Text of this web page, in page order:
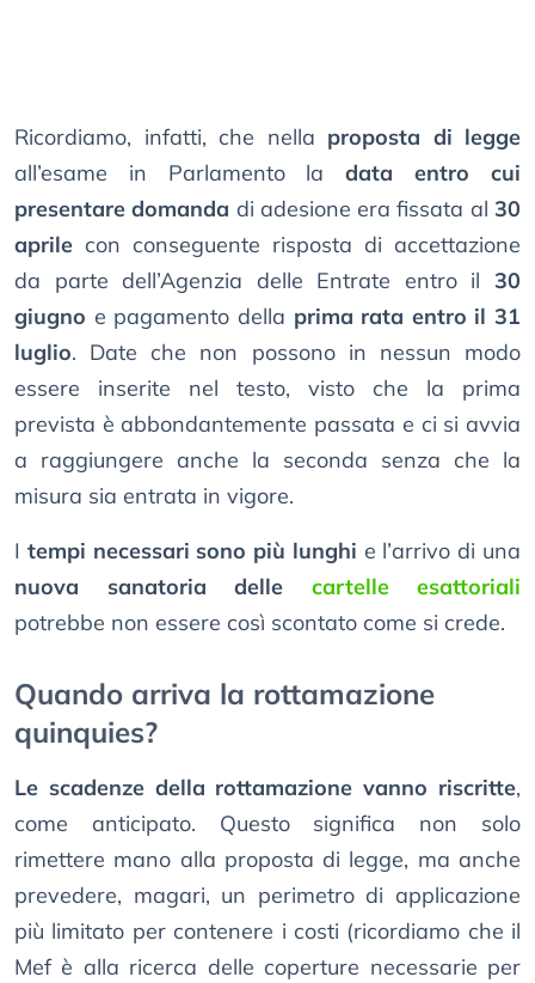
Ricordiamo, infatti, che nella proposta di legge
all’esame in Parlamento ladata entro cui
presentare domanda di adesione era fissata al30
aprile con conseguente risposta di accettazione
da parte dell’Agenzia delle Entrate entro il 30
giugno e pagamento della prima rata entro il 31
luglio. Date che non possono in nessun modo
essere inserite nel testo, visto che la prima
prevista è abbondantemente passata e ci si avvia
a raggiungere anche la seconda senza che la
misura sia entrata in vigore.
I tempi necessari sono più lunghi e l’arrivo di una
nuova sanatoria delle cartelle esattoriali
potrebbe non essere così scontato come si crede.
Quando arriva la rottamazione
quinquies?
Le scadenze della rottamazione vanno riscritte,
come anticipato. Questo significa non solo
rimettere mano alla proposta di legge, ma anche
prevedere, magari, un perimetro di applicazione
più limitato per contenere i costi (ricordiamo che il
Mef è alla ricerca delle coperture necessarie per